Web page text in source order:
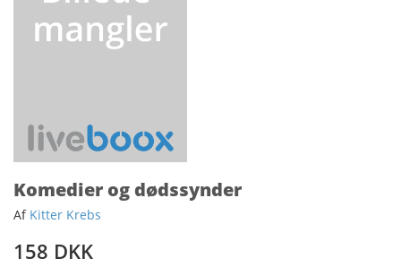
Komedier og dødssynder
Af Kitter Krebs
158 DKK